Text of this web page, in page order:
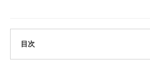
目次